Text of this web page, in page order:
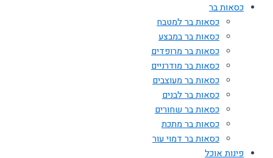
כסאות בר
כסאות בר למטבח
כסאות בר במבצע
כסאות בר מרופדים
כסאות בר מודרניים
כסאות בר מעוצבים
כסאות בר לבנים
כסאות בר שחורים
כסאות בר מתכת
כסאות בר דמוי עור
פינות אוכל